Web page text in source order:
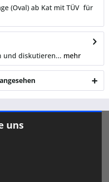
(Oval) ab Kat mit TÜV für
und diskutieren... mehr
uns